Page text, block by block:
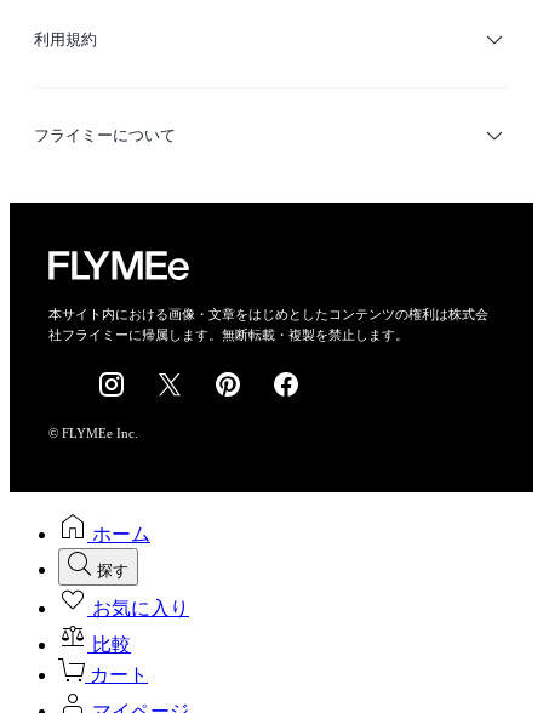
利用規約
利用規約
フライミーについて
会社概要
採用情報
本サイト内における画像・文章をはじめとしたコンテンツの権利は株式会
社フライミーに帰属します。無断転載・複製を禁止します。
© FLYMEe Inc.
ホーム
探す
お気に入り
比較
カート